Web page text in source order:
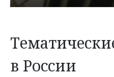
в России